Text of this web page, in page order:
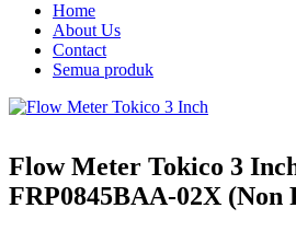
Home
About Us
Contact
Semua produk
Flow Meter Tokico 3
FRP0845BAA-02X (Non